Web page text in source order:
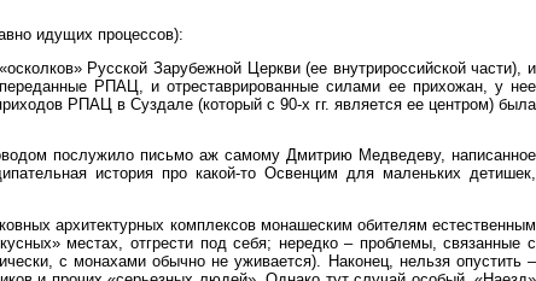
идущих процессов):
Русской Зарубежной Церкви (ее внутрироссийской части), и
РПАЦ, и отреставрированные силами ее прихожан, у нее
РПАЦ в Суздале (который с 90-х гг. является ее центром) была
послужило письмо аж самому Дмитрию Медведеву, написанное
история про какой-то Освенцим для маленьких детишек,
архитектурных комплексов монашеским обителям естественным
местах, отгрести под себя; нередко – проблемы, связанные с
с монахами обычно не уживается). Наконец, нельзя опустить –